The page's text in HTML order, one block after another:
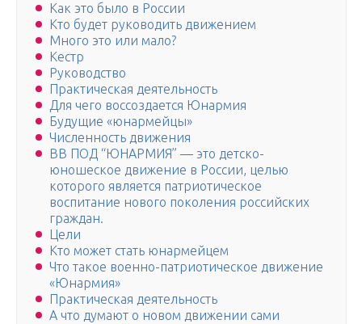
Как это было в России
Кто будет руководить движением
Много это или мало?
Кестр
Руководство
Практическая деятельность
Для чего воссоздается Юнармия
Будущие «юнармейцы»
Численность движения
ВВ ПОД “ЮНАРМИЯ” — это детско-
юношеское движение в России, целью
которого является патриотическое
воспитание нового поколения российских
граждан.
Цели
Кто может стать юнармейцем
Что такое военно-патриотическое движение
«Юнармия»
Практическая деятельность
А что думают о новом движении сами